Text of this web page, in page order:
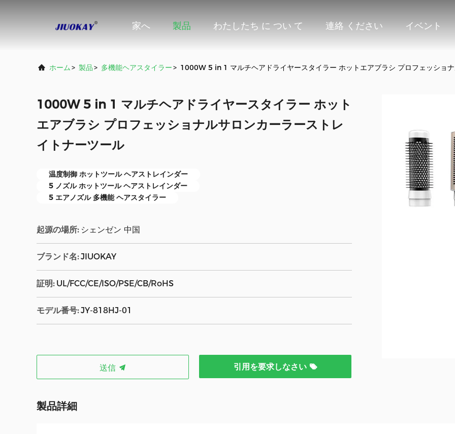
家へ 製品 わたしたち に つい て 連絡 ください イベント
ホーム> 製品> 多機能ヘアスタイラー> 1000W 5 in 1 マルチヘアドライヤースタイラー ホットエアブラシ プロフェッショ
1000W 5 in 1 マルチヘアドライヤースタイラー ホット
エアブラシ プロフェッショナルサロンカーラーストレ
イトナーツール
温度制御 ホットツール ヘアストレインダー
5 ノズル ホットツール ヘアストレインダー
5 エアノズル 多機能 ヘアスタイラー
起源の場所: シェンゼン 中国
ブランド名: JIUOKAY
証明: UL/FCC/CE/ISO/PSE/CB/RoHS
モデル番号: JY-818HJ-01
送信 引用を要求しなさい
製品詳細